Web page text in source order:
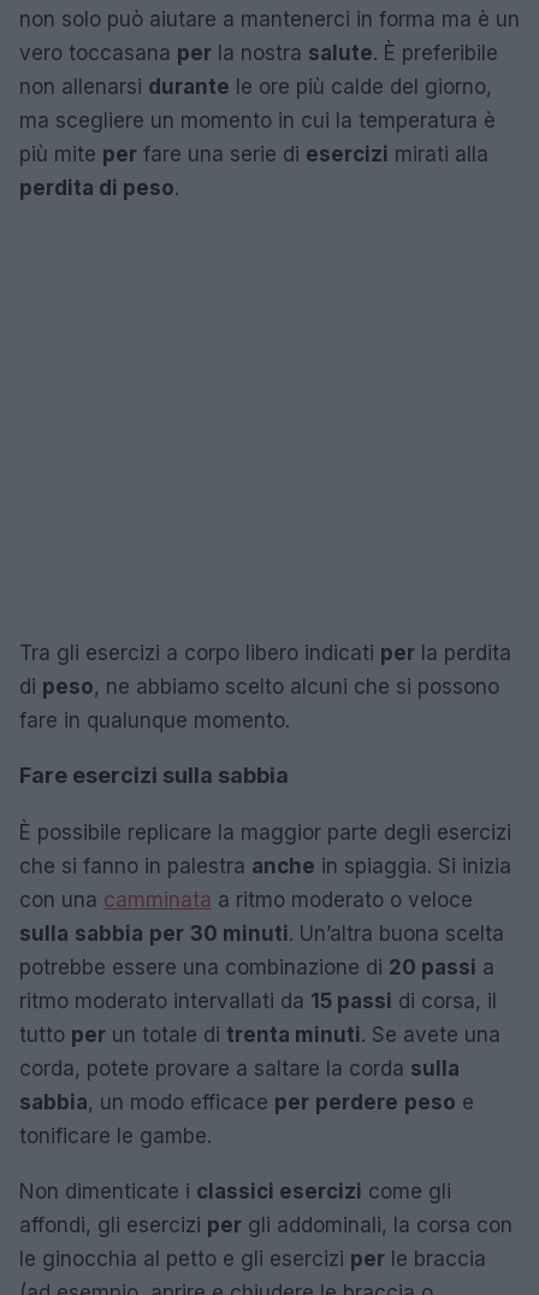
non solo può aiutare a mantenerci in forma ma è un
vero toccasana per la nostra salute. È preferibile
non allenarsi durante le ore più calde del giorno,
ma scegliere un momento in cui la temperatura è
più mite per fare una serie di esercizi mirati alla
perdita di peso.
Tra gli esercizi a corpo libero indicati per la perdita
di peso, ne abbiamo scelto alcuni che si possono
fare in qualunque momento.
Fare esercizi sulla sabbia
È possibile replicare la maggior parte degli esercizi
che si fanno in palestra anche in spiaggia. Si inizia
con una camminata a ritmo moderato o veloce
sulla sabbia per 30 minuti. Un’altra buona scelta
potrebbe essere una combinazione di 20 passi a
ritmo moderato intervallati da 15 passi di corsa, il
tutto per un totale di trenta minuti. Se avete una
corda, potete provare a saltare la corda sulla
sabbia, un modo efficace per perdere peso e
tonificare le gambe.
Non dimenticate i classici esercizi come gli
affondi, gli esercizi per gli addominali, la corsa con
le ginocchia al petto e gli esercizi per le braccia